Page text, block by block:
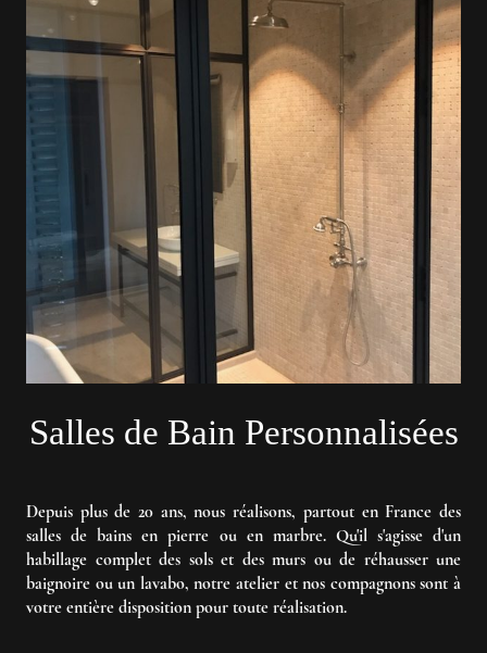
Salles de Bain Personnalisées
Depuis plus de 20 ans, nous réalisons, partout en France des
salles de bains en pierre ou en marbre. Qu'il s'agisse d'un
habillage complet des sols et des murs ou de réhausser une
baignoire ou un lavabo, notre atelier et nos compagnons sont à
votre entière disposition pour toute réalisation.